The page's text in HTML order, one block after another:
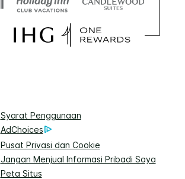
Syarat Penggunaan
AdChoices
Pusat Privasi dan Cookie
Jangan Menjual Informasi Pribadi Saya
Peta Situs